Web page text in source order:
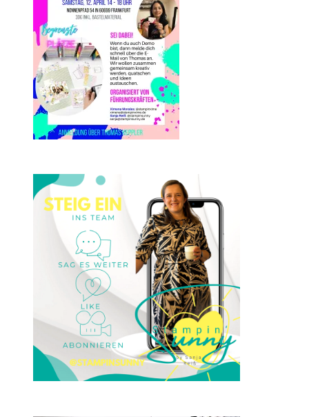
Einsteigen 2025 im Team
Stampin‘ Sunny
23. Januar 2025